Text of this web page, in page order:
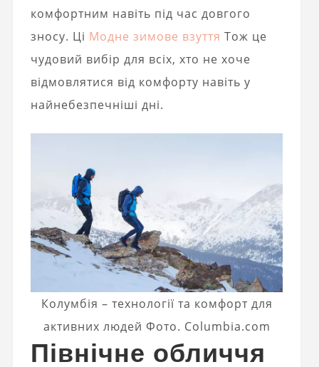
комфортним навіть під час довгого
зносу. Ці Модне зимове взуття Тож це
чудовий вибір для всіх, хто не хоче
відмовлятися від комфорту навіть у
найнебезпечніші дні.
Колумбія – технології та комфорт для
активних людей Фото. Columbia.com
Північне обличчя